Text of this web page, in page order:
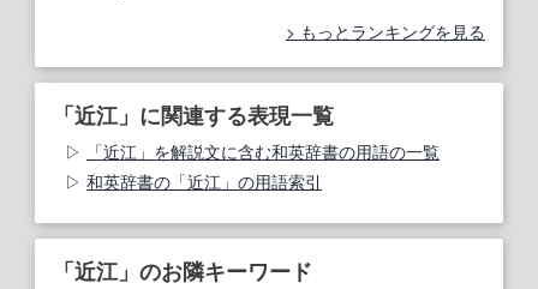
もっとランキングを見る
「近江」に関連する表現一覧
「近江」を解説文に含む和英辞書の用語の一覧
和英辞書の「近江」の用語索引
「近江」のお隣キーワード